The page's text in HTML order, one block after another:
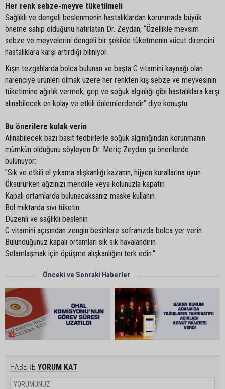
Her renk sebze-meyve tüketilmeli
Sağlıklı ve dengeli beslenmenin hastalıklardan korunmada büyük
öneme sahip olduğunu hatırlatan Dr. Zeydan, “Özellikle mevsim
sebze ve meyvelerini dengeli bir şekilde tüketmenin vücut direncini
hastalıklara karşı artırdığı biliniyor.
Kışın tezgahlarda bolca bulunan ve başta C vitamini kaynağı olan
narenciye ürünleri olmak üzere her renkten kış sebze ve meyvesinin
tüketimine ağırlık vermek, grip ve soğuk algınlığı gibi hastalıklara karşı
alınabilecek en kolay ve etkili önlemlerdendir” diye konuştu.
Bu önerilere kulak verin
Alınabilecek bazı basit tedbirlerle soğuk algınlığından korunmanın
mümkün olduğunu söyleyen Dr. Meriç Zeydan şu önerilerde
bulunuyor:
"Sık ve etkili el yıkama alışkanlığı kazanın, hijyen kurallarına uyun
Öksürürken ağzınızı mendille veya kolunuzla kapatın
Kapalı ortamlarda bulunacaksanız maske kullanın
Bol miktarda sıvı tüketin
Düzenli ve sağlıklı beslenin
C vitamini açısından zengin besinlere sofranızda bolca yer verin
Bulunduğunuz kapalı ortamları sık sık havalandırın
Selamlaşmak için öpüşme alışkanlığını terk edin."
Önceki ve Sonraki Haberler
HABERE YORUM KAT